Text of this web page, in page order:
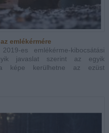
emlékérmére
es emlékérme-kibocsátási
javaslat szerint az egyik
képe kerülhetne az ezüst